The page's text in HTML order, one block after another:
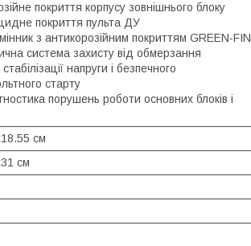
покриття корпусу зовнішнього блоку
покриття пульта ДУ
з антикорозійним покриттям GREEN-FIN
система захисту від обмерзання
напруги і безпечного
старту
порушень роботи основних блоків і
см
см